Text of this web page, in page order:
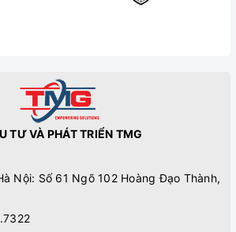
TƯ VÀ PHÁT TRIỂN TMG
Nội: Số 61 Ngõ 102 Hoàng Đạo Thành,